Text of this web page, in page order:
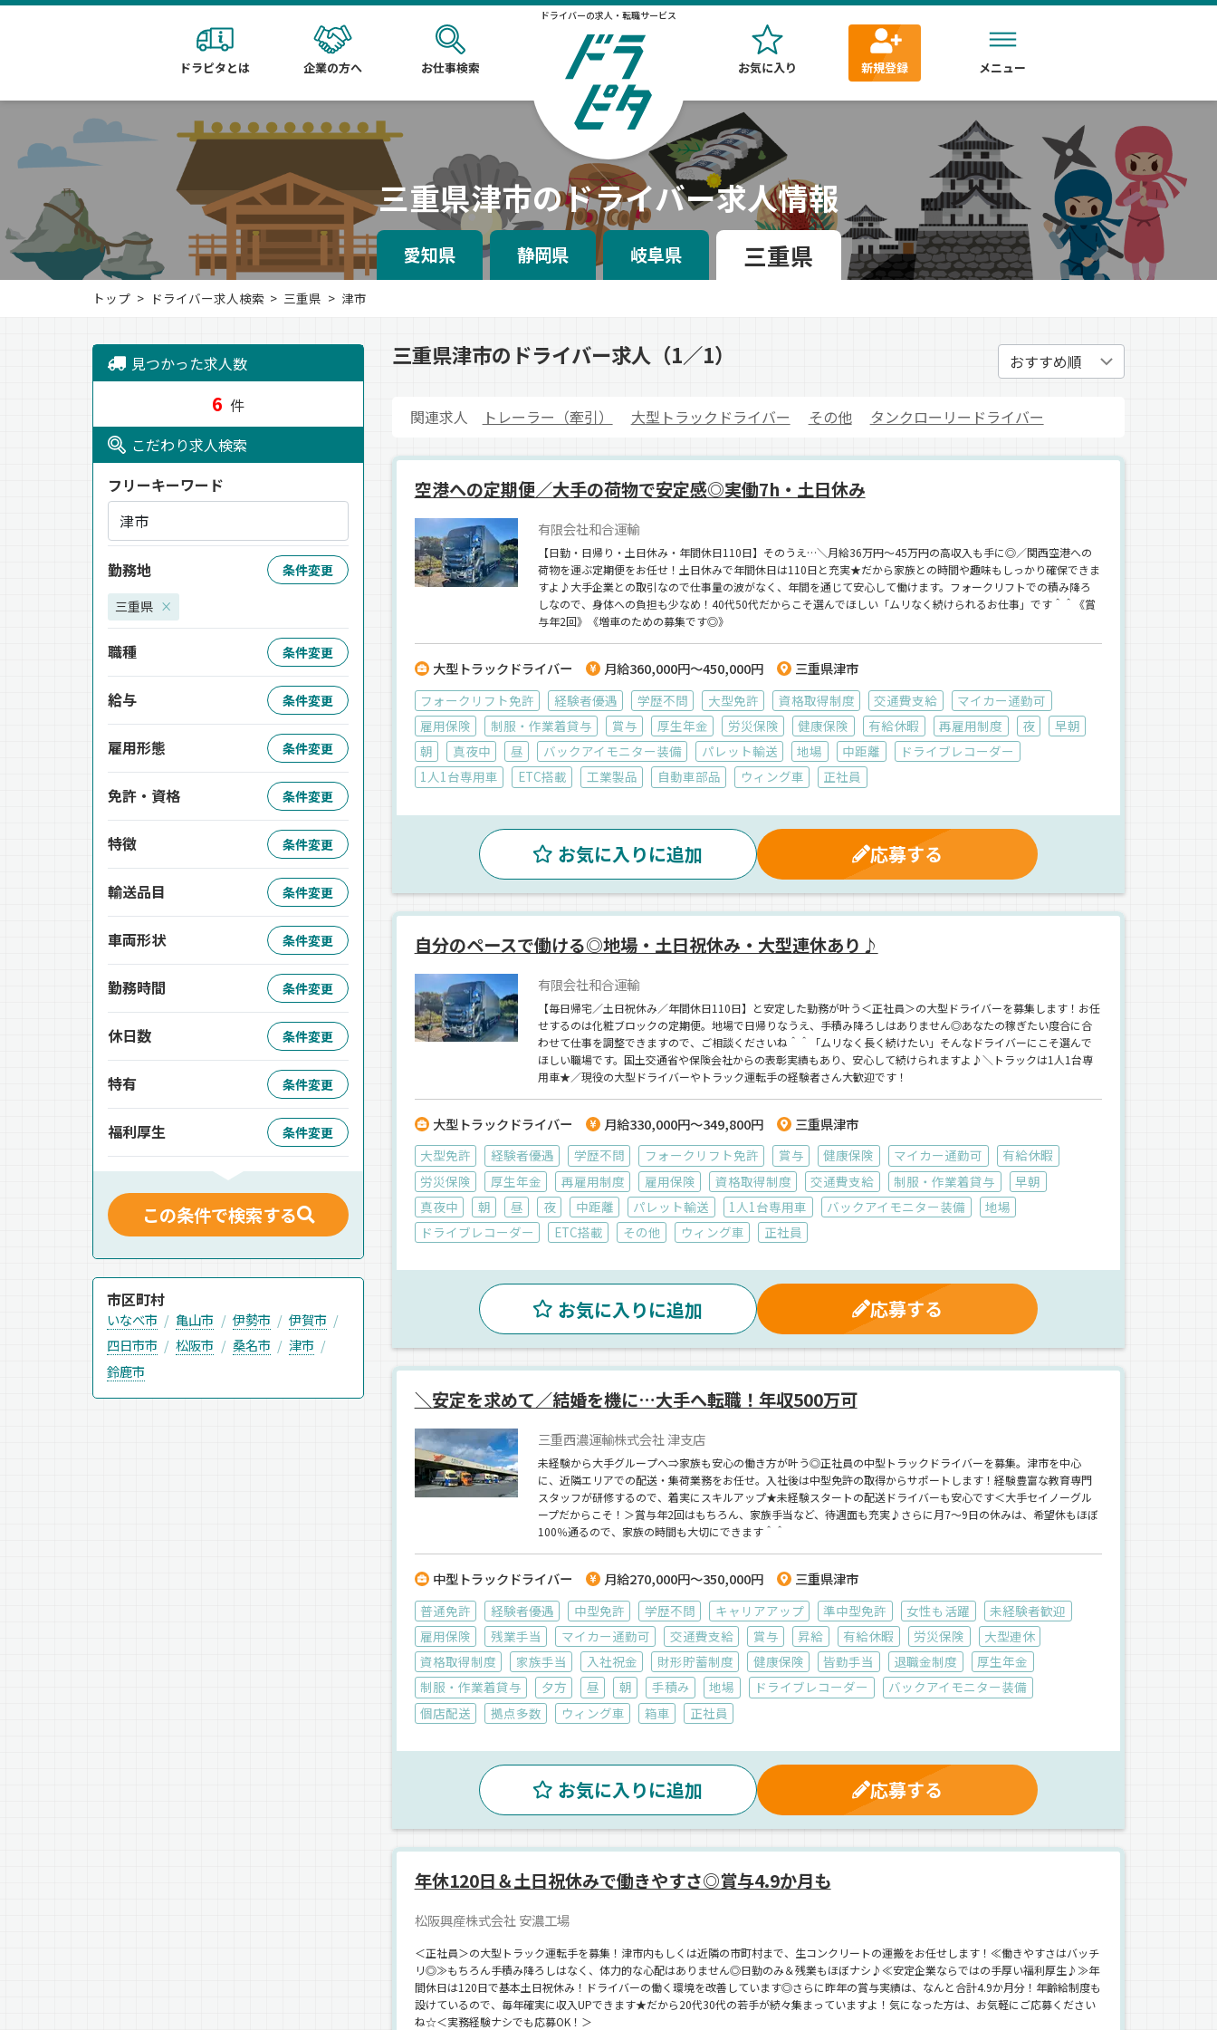
ドライバーの求人・転職サービス
ドラピタとは 企業の方へ お仕事検索 お気に入り 新規登録 メニュー
三重県津市のドライバー求人情報
愛知県 静岡県 岐阜県 三重県
トップ ドライバー求人検索 三重県 津市
三重県津市のドライバー求人（1／1）
関連求人 トレーラー（牽引） 大型トラックドライバー その他 タンクローリードライバー
空港への定期便／大手の荷物で安定感◎実働7h・土日休み
有限会社和合運輸
【日勤・日帰り・土日休み・年間休日110日】そのうえ…＼月給36万円～45万円の高収入も手に◎／関西空港への
荷物を運ぶ定期便をお任せ！土日休みで年間休日は110日と充実★だから家族との時間や趣味もしっかり確保できま
すよ♪大手企業との取引なので仕事量の波がなく、年間を通じて安心して働けます。フォークリフトでの積み降ろ
しなので、身体への負担も少なめ！40代50代だからこそ選んでほしい「ムリなく続けられるお仕事」です＾＾《賞
与年2回》《増車のための募集です◎》
大型トラックドライバー 月給360,000円～450,000円 三重県津市
フォークリフト免許 経験者優遇 学歴不問 大型免許 資格取得制度 交通費支給
マイカー通勤可
雇用保険
制服・作業着貸与 賞与 厚生年金 労災保険 健康保険 有給休暇 再雇用制度 夜
早朝
朝
真夜中 昼 バックアイモニター装備 パレット輸送 地場 中距離
ドライブレコーダー
1人1台専用車
ETC搭載 工業製品 自動車部品 ウィング車 正社員
お気に入りに追加 応募する
自分のペースで働ける◎地場・土日祝休み・大型連休あり♪
有限会社和合運輸
【毎日帰宅／土日祝休み／年間休日110日】と安定した勤務が叶う＜正社員＞の大型ドライバーを募集します！お任
せするのは化粧ブロックの定期便。地場で日帰りなうえ、手積み降ろしはありません◎あなたの稼ぎたい度合に合
わせて仕事を調整できますので、ご相談くださいね＾＾「ムリなく長く続けたい」そんなドライバーにこそ選んで
ほしい職場です。国土交通省や保険会社からの表彰実績もあり、安心して続けられますよ♪＼トラックは1人1台専
用車★／現役の大型ドライバーやトラック運転手の経験者さん大歓迎です！
大型トラックドライバー 月給330,000円～349,800円 三重県津市
大型免許 経験者優遇 学歴不問 フォークリフト免許 賞与 健康保険 マイカー通勤可
有給休暇
労災保険
厚生年金 再雇用制度 雇用保険 資格取得制度 交通費支給 制服・作業着貸与
早朝
真夜中
朝 昼 夜 中距離 パレット輸送 1人1台専用車 バックアイモニター装備
地場
ドライブレコーダー
ETC搭載 その他 ウィング車 正社員
お気に入りに追加 応募する
＼安定を求めて／結婚を機に…大手へ転職！年収500万可
三重西濃運輸株式会社 津支店
未経験から大手グループへ⇒家族も安心の働き方が叶う◎正社員の中型トラックドライバーを募集。津市を中心
に、近隣エリアでの配送・集荷業務をお任せ。入社後は中型免許の取得からサポートします！経験豊富な教育専門
スタッフが研修するので、着実にスキルアップ★未経験スタートの配送ドライバーも安心です＜大手セイノーグル
ープだからこそ！＞賞与年2回はもちろん、家族手当など、待遇面も充実♪さらに月7～9日の休みは、希望休もほぼ
100％通るので、家族の時間も大切にできます＾＾
中型トラックドライバー 月給270,000円～350,000円 三重県津市
普通免許 経験者優遇 中型免許 学歴不問 キャリアアップ 準中型免許 女性も活躍
未経験者歓迎
雇用保険
残業手当 マイカー通勤可 交通費支給 賞与 昇給 有給休暇 労災保険
大型連休
資格取得制度
家族手当 入社祝金 財形貯蓄制度 健康保険 皆勤手当 退職金制度
厚生年金
制服・作業着貸与
夕方 昼 朝 手積み 地場 ドライブレコーダー
バックアイモニター装備
個店配送
拠点多数 ウィング車 箱車 正社員
お気に入りに追加 応募する
年休120日＆土日祝休みで働きやすさ◎賞与4.9か月も
松阪興産株式会社 安濃工場
＜正社員＞の大型トラック運転手を募集！津市内もしくは近隣の市町村まで、生コンクリートの運搬をお任せします！≪働きやすさはバッチ
リ◎≫もちろん手積み降ろしはなく、体力的な心配はありません◎日勤のみ＆残業もほぼナシ♪≪安定企業ならではの手厚い福利厚生♪≫年
間休日は120日で基本土日祝休み！ドライバーの働く環境を改善しています◎さらに昨年の賞与実績は、なんと合計4.9か月分！年齢給制度も
設けているので、毎年確実に収入UPできます★だから20代30代の若手が続々集まっていますよ！気になった方は、お気軽にご応募ください
ね☆＜実務経験ナシでも応募OK！＞
見つかった求人数
6 件
こだわり求人検索
フリーキーワード
勤務地 条件変更
三重県 ×
職種 条件変更
給与 条件変更
雇用形態 条件変更
免許・資格 条件変更
特徴 条件変更
輸送品目 条件変更
車両形状 条件変更
勤務時間 条件変更
休日数 条件変更
特有 条件変更
福利厚生 条件変更
この条件で検索する
市区町村
いなべ市 亀山市 伊勢市
伊賀市
四日市市
松阪市 桑名市
津市
鈴鹿市